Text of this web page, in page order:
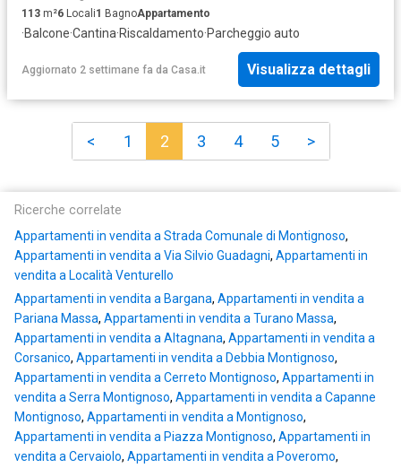
113 m²6 Locali1 BagnoAppartamento
·Balcone·Cantina·Riscaldamento·Parcheggio auto
Aggiornato 2 settimane fa da Casa.it Visualizza dettagli
< 1 2 3 4 5 >
Ricerche correlate
Appartamenti in vendita a Strada Comunale di Montignoso,
Appartamenti in vendita a Via Silvio Guadagni, Appartamenti in
vendita a Località Venturello
Appartamenti in vendita a Bargana, Appartamenti in vendita a
Pariana Massa, Appartamenti in vendita a Turano Massa,
Appartamenti in vendita a Altagnana, Appartamenti in vendita a
Corsanico, Appartamenti in vendita a Debbia Montignoso,
Appartamenti in vendita a Cerreto Montignoso, Appartamenti in
vendita a Serra Montignoso, Appartamenti in vendita a Capanne
Montignoso, Appartamenti in vendita a Montignoso,
Appartamenti in vendita a Piazza Montignoso, Appartamenti in
vendita a Cervaiolo, Appartamenti in vendita a Poveromo,